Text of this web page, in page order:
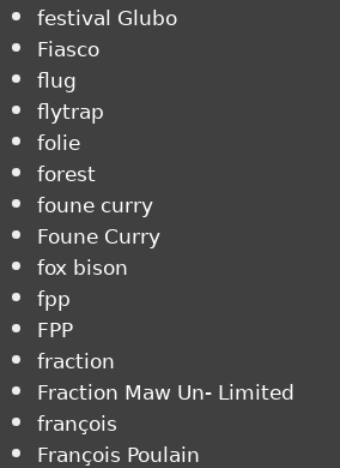
festival Glubo
Fiasco
flug
flytrap
folie
forest
foune curry
Foune Curry
fox bison
fpp
FPP
fraction
Fraction Maw Un- Limited
françois
François Poulain